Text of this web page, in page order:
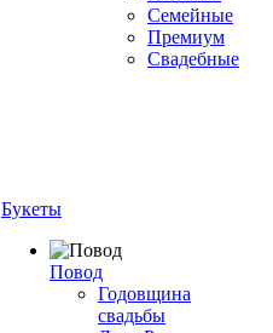
Семейные
Премиум
Свадебные
Букеты
Повод
Годовщина
свадьбы